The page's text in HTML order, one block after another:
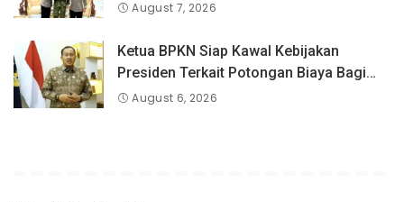
Dankorps Brimob Polri
August 7, 2026
Ketua BPKN Siap Kawal Kebijakan
Presiden Terkait Potongan Biaya Bagi
Penyandang Disabilitas
August 6, 2026